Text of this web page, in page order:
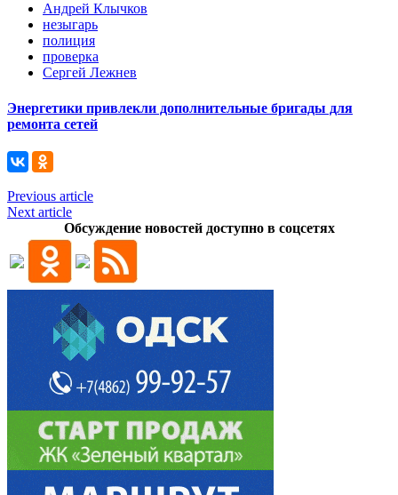
Андрей Клычков
незыгарь
полиция
проверка
Сергей Лежнев
Энергетики привлекли дополнительные бригады для
ремонта сетей
Previous article
Next article
Обсуждение новостей доступно в соцсетях